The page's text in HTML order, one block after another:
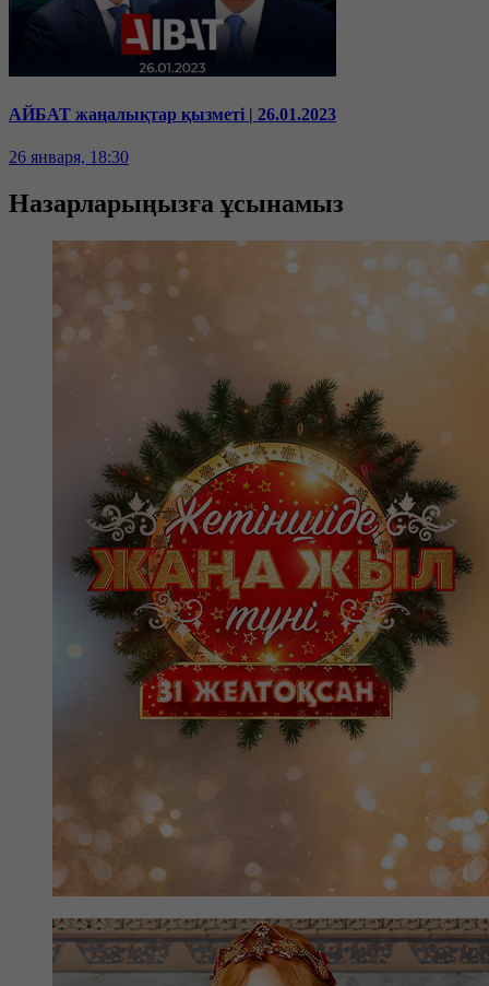
АЙБАТ жаңалықтар қызметі | 26.01.2023
26 января, 18:30
Назарларыңызға ұсынамыз